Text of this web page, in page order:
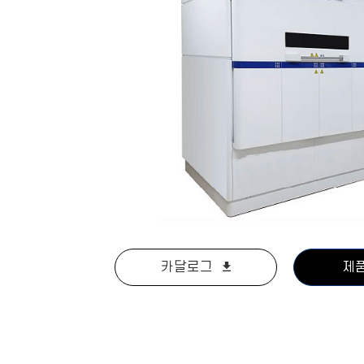
카달로그 제